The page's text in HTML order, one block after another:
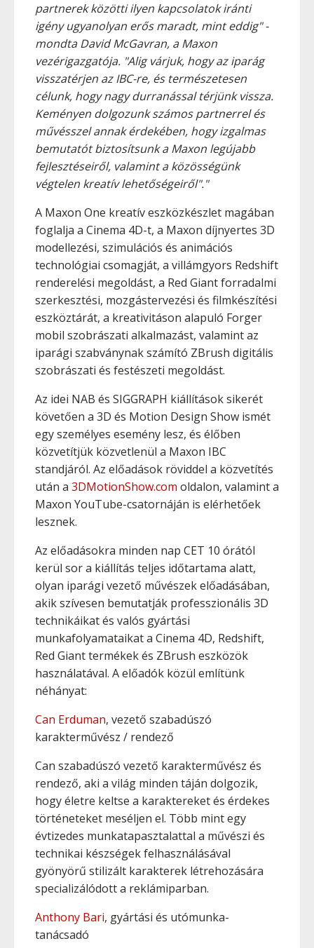
partnerek közötti ilyen kapcsolatok iránti
igény ugyanolyan erős maradt, mint eddig" -
mondta David McGavran, a Maxon
vezérigazgatója. "Alig várjuk, hogy az iparág
visszatérjen az IBC-re, és természetesen
célunk, hogy nagy durranással térjünk vissza.
Keményen dolgozunk számos partnerrel és
művésszel annak érdekében, hogy izgalmas
bemutatót biztosítsunk a Maxon legújabb
fejlesztéseiről, valamint a közösségünk
végtelen kreatív lehetőségeiről"."
A Maxon One kreatív eszközkészlet magában
foglalja a Cinema 4D-t, a Maxon díjnyertes 3D
modellezési, szimulációs és animációs
technológiai csomagját, a villámgyors Redshift
renderelési megoldást, a Red Giant forradalmi
szerkesztési, mozgástervezési és filmkészítési
eszköztárát, a kreativitáson alapuló Forger
mobil szobrászati alkalmazást, valamint az
iparági szabványnak számító ZBrush digitális
szobrászati és festészeti megoldást.
Az idei NAB és SIGGRAPH kiállítások sikerét
követően a 3D és Motion Design Show ismét
egy személyes esemény lesz, és élőben
közvetítjük közvetlenül a Maxon IBC
standjáról. Az előadások röviddel a közvetítés
után a 3DMotionShow.com oldalon, valamint a
Maxon YouTube-csatornáján is elérhetőek
lesznek.
Az előadásokra minden nap CET 10 órától
kerül sor a kiállítás teljes időtartama alatt,
olyan iparági vezető művészek előadásában,
akik szívesen bemutatják professzionális 3D
technikáikat és valós gyártási
munkafolyamataikat a Cinema 4D, Redshift,
Red Giant termékek és ZBrush eszközök
használatával. A előadók közül említünk
néhányat:
Can Erduman, vezető szabadúszó
karakterművész / rendező
Can szabadúszó vezető karakterművész és
rendező, aki a világ minden táján dolgozik,
hogy életre keltse a karaktereket és érdekes
történeteket meséljen el. Több mint egy
évtizedes munkatapasztalattal a művészi és
technikai készségek felhasználásával
gyönyörű stilizált karakterek létrehozására
specializálódott a reklámiparban.
Anthony Bari, gyártási és utómunka-
tanácsadó